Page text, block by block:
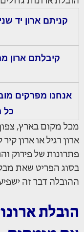
קניתם ארון יד
קיבלתם ארון
אנחנו מפרקים
כל
מכל מקום בארץ,
ארון רגיל או ארון
פתרונות של פירוק
בסוג הפריט שאת
ההובלה דבר זה
הובלת